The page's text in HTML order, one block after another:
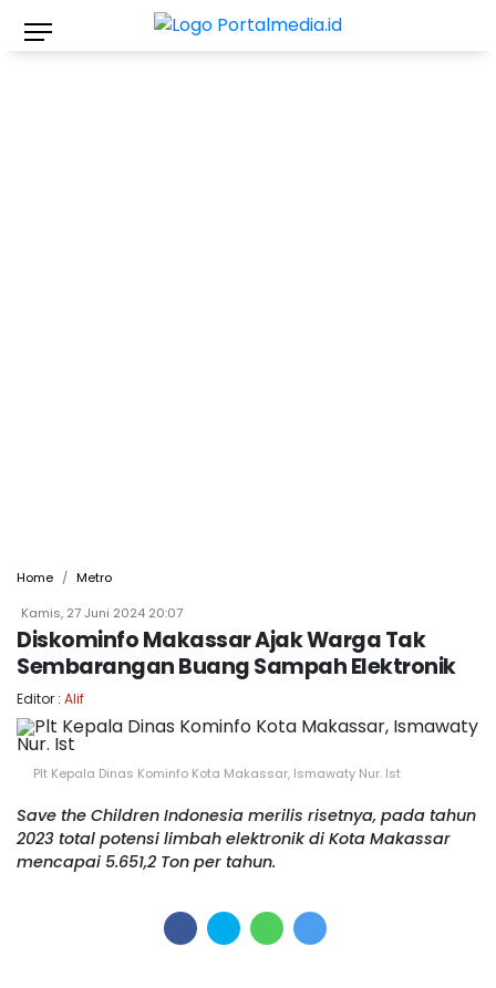
Home
Metro
Kamis, 27 Juni 2024 20:07
Diskominfo Makassar Ajak Warga Tak
Sembarangan Buang Sampah Elektronik
Editor : Alif
Plt Kepala Dinas Kominfo Kota Makassar, Ismawaty Nur. Ist
Save the Children Indonesia merilis risetnya, pada tahun
2023 total potensi limbah elektronik di Kota Makassar
mencapai 5.651,2 Ton per tahun.